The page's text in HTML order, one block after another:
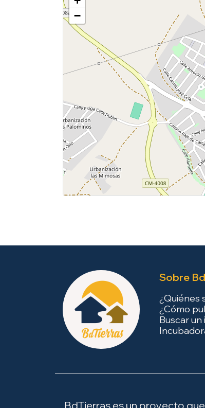
−
Sobre
¿Quiénes
¿Cómo
Buscar
BdTierras es un proyecto